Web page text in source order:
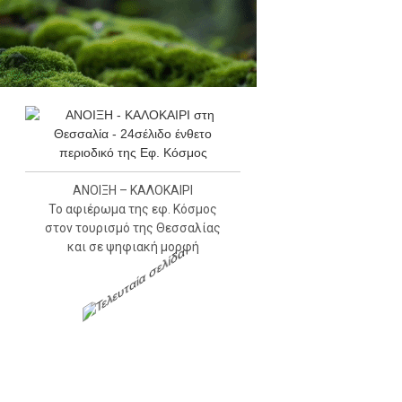
ΑΝΟΙΞΗ – ΚΑΛΟΚΑΙΡΙ
Το αφιέρωμα της εφ. Κόσμος
στον τουρισμό της Θεσσαλίας
και σε ψηφιακή μορφή